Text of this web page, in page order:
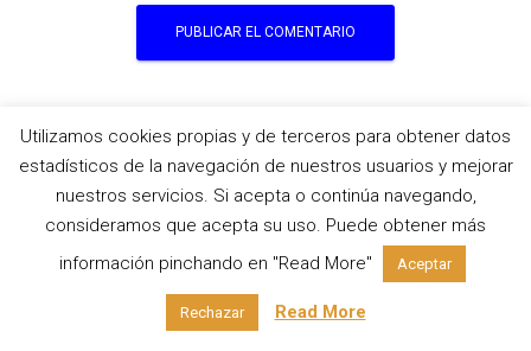
Temas
Blog(45)
América(5)
Utilizamos cookies propias y de terceros para obtener datos
estadísticos de la navegación de nuestros usuarios y mejorar
nuestros servicios. Si acepta o continúa navegando,
consideramos que acepta su uso. Puede obtener más
información pinchando en "Read More"
Aceptar
Rechazar Read More